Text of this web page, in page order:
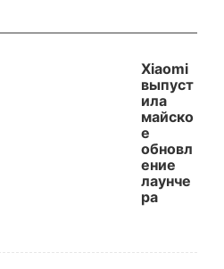
Xiaomi
выпуст
ила
майско
е
обновл
ение
лаунче
ра